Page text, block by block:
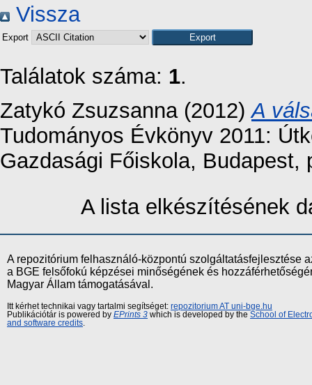
Vissza
Export
Találatok száma: 1.
Zatykó Zsuzsanna(2012)A
Tudományos Évkönyv 2011:
Gazdasági Főiskola, Budapest,
A lista elkészítésének
A repozitórium felhasználó-központú szolgáltatásfejlesztése
a BGE felsőfokú képzései minőségének és
Magyar Állam támogatásával.
Itt kérhet technikai vagy tartalmi segítséget: repozitorium AT uni-bge.hu
Publikációtár is powered by EPrints 3 which is developed by the School of
and software credits